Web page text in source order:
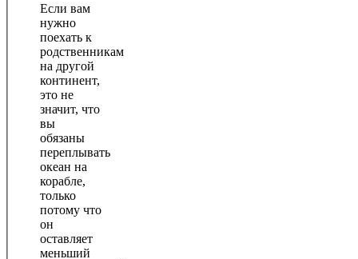
Если вам
нужно
поехать к
родственникам
на другой
континент,
это не
значит, что
вы
обязаны
переплывать
океан на
корабле,
только
потому что
он
оставляет
меньший